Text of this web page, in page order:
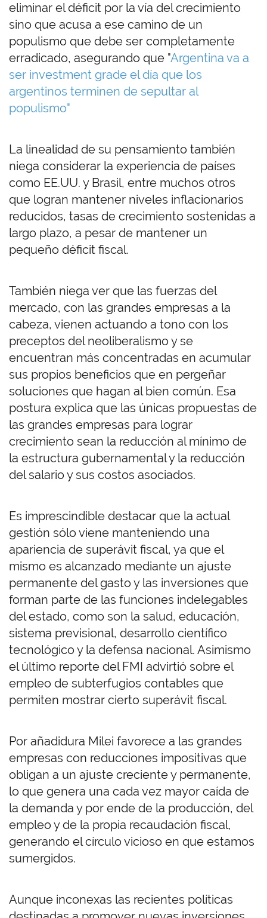
eliminar el déficit por la vía del crecimiento
sino que acusa a ese camino de un
populismo que debe ser completamente
erradicado, asegurando que "Argentina va a
ser investment grade el día que los
argentinos terminen de sepultar al
populismo"
La linealidad de su pensamiento también
niega considerar la experiencia de países
como EE.UU. y Brasil, entre muchos otros
que logran mantener niveles inflacionarios
reducidos, tasas de crecimiento sostenidas a
largo plazo, a pesar de mantener un
pequeño déficit fiscal.
También niega ver que las fuerzas del
mercado, con las grandes empresas a la
cabeza, vienen actuando a tono con los
preceptos del neoliberalismo y se
encuentran más concentradas en acumular
sus propios beneficios que en pergeñar
soluciones que hagan al bien común. Esa
postura explica que las únicas propuestas de
las grandes empresas para lograr
crecimiento sean la reducción al mínimo de
la estructura gubernamental y la reducción
del salario y sus costos asociados.
Es imprescindible destacar que la actual
gestión sólo viene manteniendo una
apariencia de superávit fiscal, ya que el
mismo es alcanzado mediante un ajuste
permanente del gasto y las inversiones que
forman parte de las funciones indelegables
del estado, como son la salud, educación,
sistema previsional, desarrollo científico
tecnológico y la defensa nacional. Asimismo
el último reporte del FMI advirtió sobre el
empleo de subterfugios contables que
permiten mostrar cierto superávit fiscal.
Por añadidura Milei favorece a las grandes
empresas con reducciones impositivas que
obligan a un ajuste creciente y permanente,
lo que genera una cada vez mayor caída de
la demanda y por ende de la producción, del
empleo y de la propia recaudación fiscal,
generando el círculo vicioso en que estamos
sumergidos.
Aunque inconexas las recientes políticas